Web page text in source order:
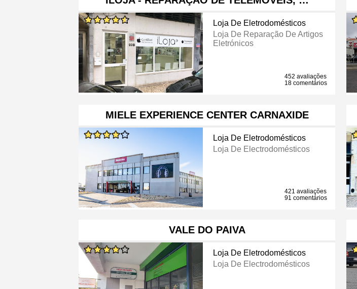
Loja De Eletrodomésticos
Loja De Reparação De Artigos
Eletrónicos
452 avaliações
18 comentários
MIELE EXPERIENCE CENTER CARNAXIDE
Loja De Eletrodomésticos
Loja De Electrodomésticos
421 avaliações
91 comentários
VALE DO PAIVA
Loja De Eletrodomésticos
Loja De Electrodomésticos